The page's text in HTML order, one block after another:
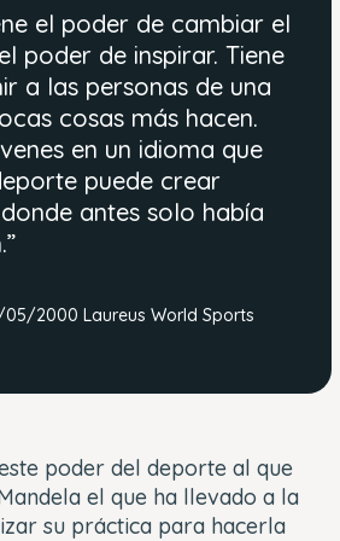
el poder de cambiar el
poder de inspirar. Tiene
a las personas de una
cosas más hacen.
en un idioma que
puede crear
antes solo había
2000 Laureus World Sports
poder del deporte al que
el que ha llevado a la
su práctica para hacerla